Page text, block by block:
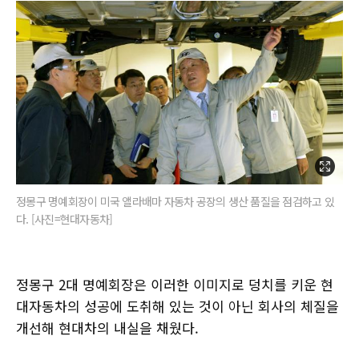
정몽구 명예회장이 미국 앨라배마 자동차 공장의 생산 품질을 점검하고 있
다. [사진=현대자동차]
정몽구 2대 명예회장은 이러한 이미지로 덩치를 키운 현
대자동차의 성공에 도취해 있는 것이 아닌 회사의 체질을
개선해 현대차의 내실을 채웠다.